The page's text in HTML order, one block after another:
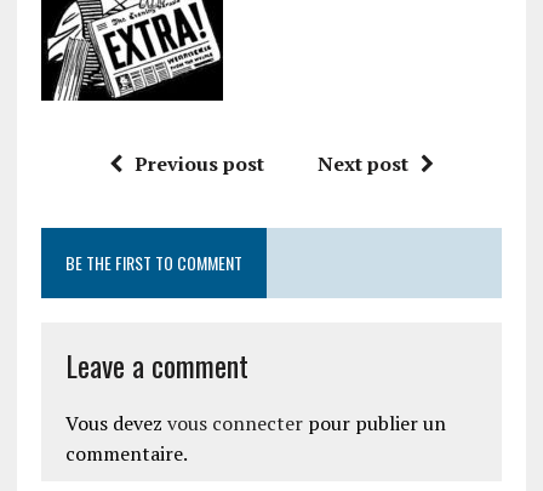
Previous post Next post
BE THE FIRST TO COMMENT
Leave a comment
Vous devez vous connecterpour publier un
commentaire.